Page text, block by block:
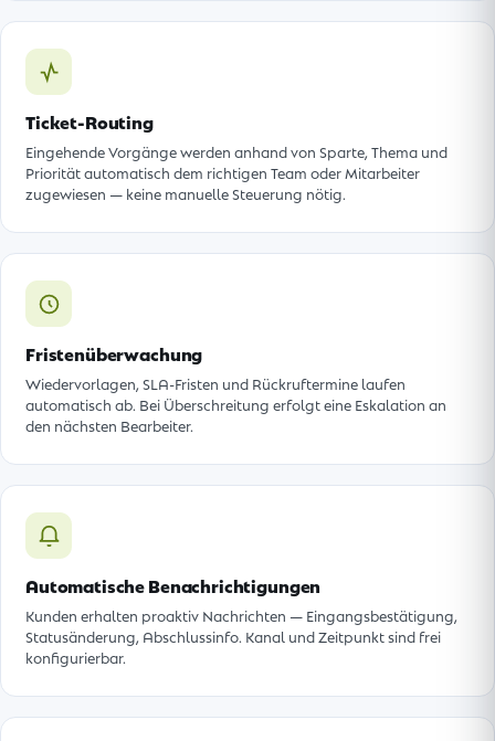
Ticket-Routing
Eingehende Vorgänge werden anhand von Sparte, Thema und
Priorität automatisch dem richtigen Team oder Mitarbeiter
zugewiesen — keine manuelle Steuerung nötig.
Fristenüberwachung
Wiedervorlagen, SLA-Fristen und Rückruftermine laufen
automatisch ab. Bei Überschreitung erfolgt eine Eskalation an
den nächsten Bearbeiter.
Automatische Benachrichtigungen
Kunden erhalten proaktiv Nachrichten — Eingangsbestätigung,
Statusänderung, Abschlussinfo. Kanal und Zeitpunkt sind frei
konfigurierbar.